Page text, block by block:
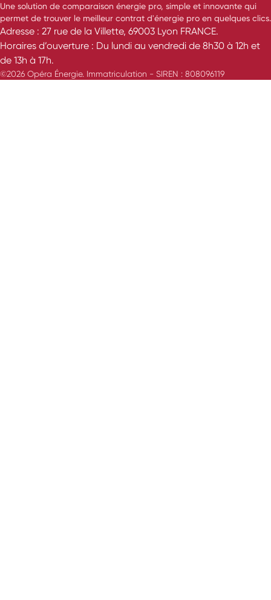
Une solution de comparaison énergie pro, simple et innovante qui
permet de trouver le meilleur contrat d'énergie pro en quelques clics.
Adresse : 27 rue de la Villette, 69003 Lyon FRANCE.
Horaires d’ouverture : Du lundi au vendredi de 8h30 à 12h et
de 13h à 17h.
©2026 Opéra Énergie. Immatriculation - SIREN : 808096119